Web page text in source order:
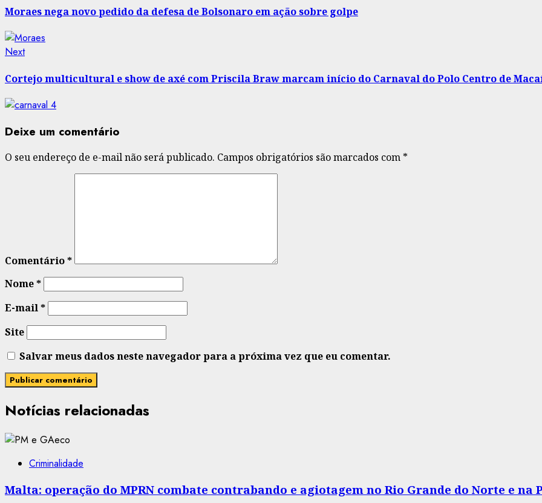
navigation
Moraes nega novo pedido da defesa de Bolsonaro em ação sobre golpe
NextNext
Cortejo multicultural e show de axé com Priscila Braw marcam início do Carnaval do Polo Centro de
Deixe um comentário
O seu endereço de e-mail não será publicado. Campos obrigatórios são marcados com *
Comentário*
Nome*
E-mail*
Site
Salvar meus dados neste navegador para a próxima vez que eu comentar.
Notícias relacionadas
Criminalidade
Malta: operação do MPRN combate contrabando e agiotagem no Rio Grande do Norte e na